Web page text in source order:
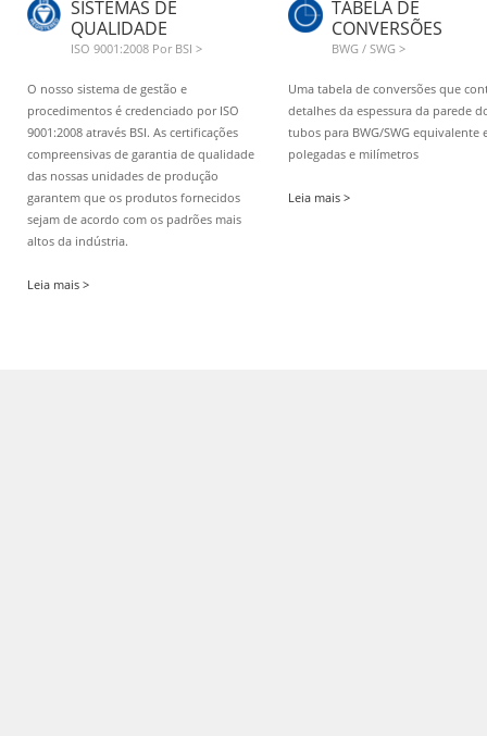
SISTEMAS DE
QUALIDADE
ISO 9001:2008 Por BSI >
O nosso sistema de gestão e
procedimentos é credenciado por ISO
9001:2008 através BSI. As certificações
compreensivas de garantia de qualidade
das nossas unidades de produção
garantem que os produtos fornecidos
sejam de acordo com os padrões mais
altos da indústria.
Leia mais >
TABELA DE
CONVERSÕES
BWG / SWG >
Uma tabela de conversões que
detalhes da espessura da parede
tubos para BWG/SWG equivalente
polegadas e milímetros
Leia mais >